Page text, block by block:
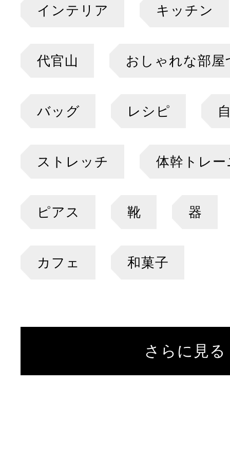
インテリア キッチン
代官山 おしゃれな部屋
バッグ レシピ
ストレッチ 体幹トレ
ピアス 靴 器
カフェ 和菓子
さらに見る